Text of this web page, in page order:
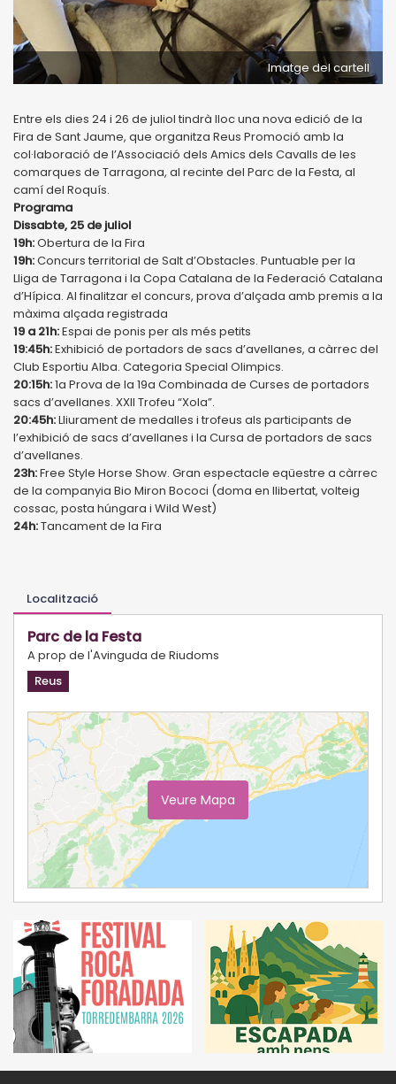
Imatge del cartell
Entre els dies 24 i 26 de juliol tindrà lloc una nova edició de la
Fira de Sant Jaume, que organitza Reus Promoció amb la
col·laboració de l’Associació dels Amics dels Cavalls de les
comarques de Tarragona, al recinte del Parc de la Festa, al
camí del Roquís.
Programa
Dissabte, 25 de juliol
19h:Obertura de la Fira
19h:Concurs territorial de Salt d’Obstacles. Puntuable per la
Lliga de Tarragona i la Copa Catalana de la Federació Catalana
d’Hípica. Al finalitzar el concurs, prova d’alçada amb premis a la
màxima alçada registrada
19 a 21h:Espai de ponis per als més petits
19:45h:Exhibició de portadors de sacs d’avellanes, a càrrec del
Club Esportiu Alba. Categoria Special Olimpics.
20:15h:1a Prova de la 19a Combinada de Curses de portadors
sacs d’avellanes. XXII Trofeu “Xola”.
20:45h:Lliurament de medalles i trofeus als participants de
l’exhibició de sacs d’avellanes i la Cursa de portadors de sacs
d’avellanes.
23h:Free Style Horse Show. Gran espectacle eqüestre a càrrec
de la companyia Bio Miron Bococi (doma en llibertat, volteig
cossac, posta húngara i Wild West)
24h:Tancament de la Fira
Localització
Parc de la Festa
A prop de l'Avinguda de Riudoms
Reus
Veure Mapa